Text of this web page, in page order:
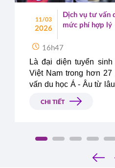
11/03
2026
Dịch vụ tư vấn
mức phí hợp lý
16h47
Là đại diện tuyển
Việt Nam trong hơn
vấn du học Á - Âu từ
danh tiếng và trở thành
lĩnh vực tư vấn du học
CHI TIẾT
‹